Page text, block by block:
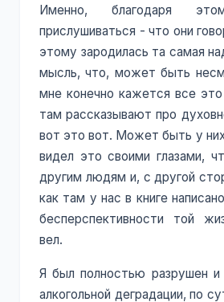
Именно, благодаря
прислушиваться - что они
этому зародилась та самая
мысль, что, может быть
мне конечно кажется все
там рассказывают про
вот это вот. Может быть у
видел это своими глазами,
другим людям и, с другой
как там у нас в книге
бесперспективности той
вел.
Я был полностью разрушен и
алкогольной деградации, по